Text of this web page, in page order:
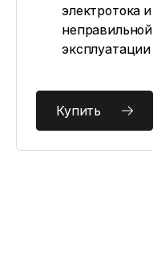
электротока и
неправильной
эксплуатации
Купить